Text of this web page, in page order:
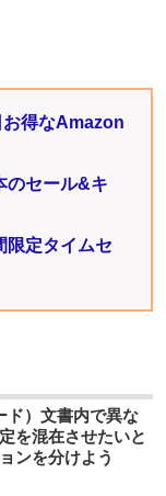
得なAmazon
セール&キ
定タイムセ
ド）文書内で異な
を混在させたいと
ンを分けよう